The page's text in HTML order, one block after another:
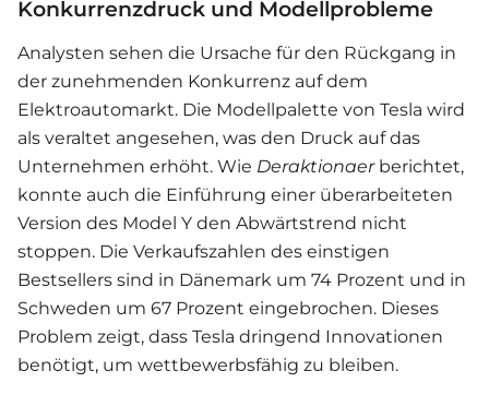
Konkurrenzdruck und Modellprobleme
Analysten sehen die Ursache für den Rückgang in
der zunehmenden Konkurrenz auf dem
Elektroautomarkt. Die Modellpalette von Tesla wird
als veraltet angesehen, was den Druck auf das
Unternehmen erhöht. Wie Deraktionaerberichtet,
konnte auch die Einführung einer überarbeiteten
Version des Model Y den Abwärtstrend nicht
stoppen. Die Verkaufszahlen des einstigen
Bestsellers sind in Dänemark um 74 Prozent und in
Schweden um 67 Prozent eingebrochen. Dieses
Problem zeigt, dass Tesla dringend Innovationen
benötigt, um wettbewerbsfähig zu bleiben.